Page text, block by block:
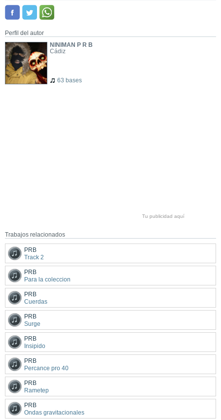
Perfil del autor
NINIMAN P R B
Cádiz
63 bases
Tu publicidad aquí
Trabajos relacionados
PRB
Track 2
PRB
Para la coleccion
PRB
Cuerdas
PRB
Surge
PRB
Insipido
PRB
Percance pro 40
PRB
Rametep
PRB
Ondas gravitacionales